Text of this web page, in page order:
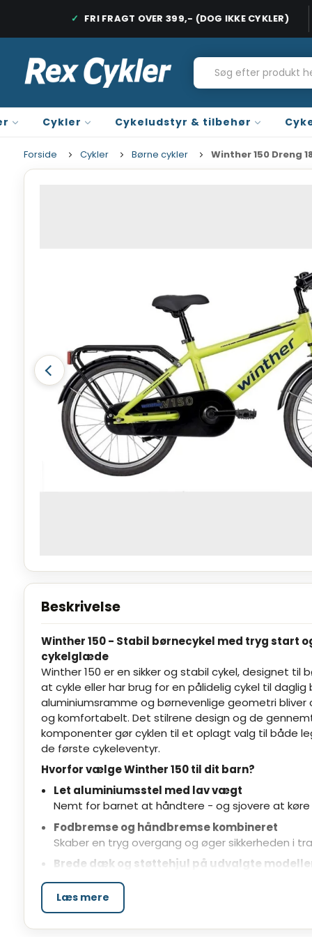
FRI FRAGT OVER 399,- (DOG IKKE CYKLER)
Cykler Cykeludstyr & tilbehør
HURTIG LEVERING, 1-2 HVERDAGE FRI FRAGT
Forside Cykler Børne cykler Winther 150 Dreng
Beskrivelse
Winther 150 - Stabil børnecykel med tryg start
cykelglæde
Winther 150 er en sikker og stabil cykel, designet til
at cykle eller har brug for en pålidelig cykel til daglig
aluminiumsramme og børnevenlige geometri bliver
og komfortabelt. Det stilrene design og de
komponenter gør cyklen til et oplagt valg til både
de første cykeleventyr.
Hvorfor vælge Winther 150 til dit barn?
Let aluminiumsstel med lav vægt
Nemt for barnet at håndtere - og sjovere at køre
Fodbremse og håndbremse kombineret
Skaber en tryg overgang og øger sikkerheden i
Brede dæk og støttehjul på udvalgte
Giver ekstra stabilitet og balance - perfekt til
Skabt til hverdagens behov - fra første tur til
Winther 150 giver barnet de bedste betingelser for
eget tempo. De brede dæk sørger for god komfort
Læs mere